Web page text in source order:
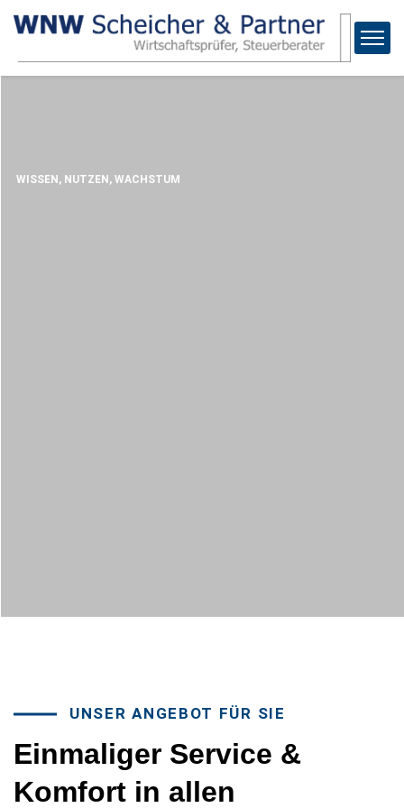
WISSEN, NUTZEN, WACHSTUM
UNSER ANGEBOT FÜR SIE
Einmaliger Service &
Komfort in allen